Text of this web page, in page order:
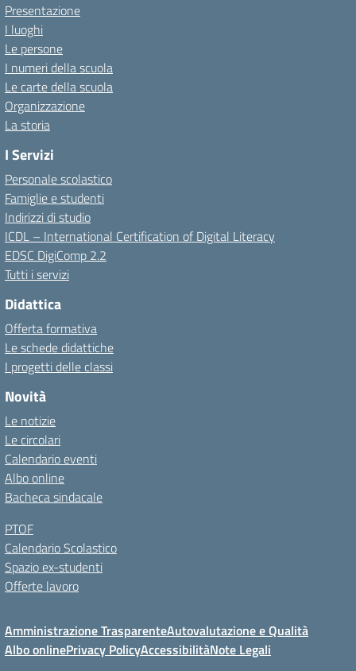
Presentazione
I luoghi
Le persone
I numeri della scuola
Le carte della scuola
Organizzazione
La storia
I Servizi
Personale scolastico
Famiglie e studenti
Indirizzi di studio
ICDL – International Certification of Digital Literacy
EDSC DigiComp 2.2
Tutti i servizi
Didattica
Offerta formativa
Le schede didattiche
I progetti delle classi
Novità
Le notizie
Le circolari
Calendario eventi
Albo online
Bacheca sindacale
PTOF
Calendario Scolastico
Spazio ex-studenti
Offerte lavoro
Amministrazione TrasparenteAutovalutazione e Qualità
Albo onlinePrivacy PolicyAccessibilitàNote Legali